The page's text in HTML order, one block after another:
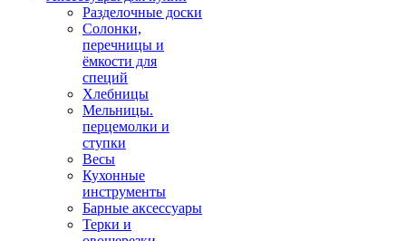
Разделочные доски
Солонки,
перечницы и
ёмкости для
специй
Хлебницы
Мельницы.
перцемолки и
ступки
Весы
Кухонные
инструменты
Барные аксессуары
Терки и